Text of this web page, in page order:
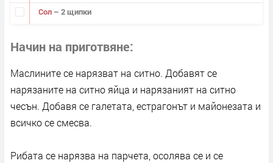
Сол – 2 щипки
Начин на приготвяне
Маслините се нарязват на ситно. Добавят се
нарязаните на ситно яйца и нарязаният на ситно
чесън. Добавя се галетата, естрагонът и майонезата и
всичко се смесва.
Рибата се нарязва на парчета, осолява се и се